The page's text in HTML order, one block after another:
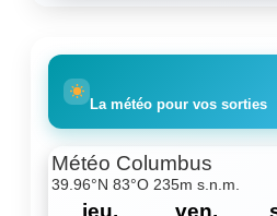
La météo pour vos sorties